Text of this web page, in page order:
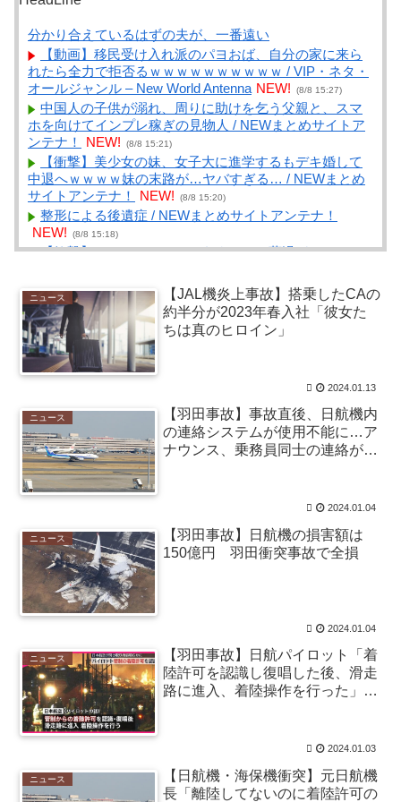
分かり合えているはずの夫が、一番遠い
【動画】移民受け入れ派のパヨおば、自分の家に来ら
れたら全力で拒否るｗｗｗｗｗｗｗｗｗｗ / VIP・ネタ・
オールジャンル – New World Antenna NEW! (8/8 15:27)
中国人の子供が溺れ、周りに助けを乞う父親と、スマ
ホを向けてインプレ稼ぎの見物人 / NEWまとめサイトア
ンテナ！
NEW! (8/8 15:21)
【衝撃】美少女の妹、女子大に進学するもデキ婚して
中退へｗｗｗｗ妹の末路が…ヤバすぎる… / NEWまとめ
サイトアンテナ！
NEW! (8/8 15:20)
整形による後遺症 / NEWまとめサイトアンテナ！
NEW!
(8/8 15:18)
【衝撃】ケニアのスイカ、あまりにも薄過ぎるｗｗｗ
「今までで一番厳しい」見回り強化で居場所を追われ
る“トー横”の若者たち 行き場を失う中「世間の普通より
歌舞伎町の普通が合っている」と心の叫びも / NEWまと
めサイトアンテナ！ NEW!
おっさんになってから始めるべき趣味Tier表作ったｗｗ
ｗ / まとめるZ NEW! (8/8 15:05)
新人ワイ「ボーナスが入ってまとまった金を人生で初
めて手に入れたンゴ！・・・せや！ｗ」 / まとめる
Z NEW!
モンハン自衛隊 第１８５話 / まとめるZ NEW! (8/8
15:05)
【社会】「撃たれても撃っちゃイカン」警視庁OBが明
かす拳銃使用の葛藤…河内長野「2発で射殺」なぜ起き
うちの猫がなんか要求する時。２本足で立ち上がって
下僕の肩に両手をかけ・・・【再】 / まとめるZ NEW!
(8/8 15:05)
【画像】障害持ち社長「金さえあれば男はいくらでも
モテるという事を証明してる」 / 2chまとめアンテナ！
【画像】QカップJDさん、お〇ぱいデカ過ぎて制服が
パツパツになってしまう / 2chまとめアンテナ！ NEW!
(8/8 14:29)
【阪神対中日18回戦】8（遊） 熊谷 敬宥 8（捕） 加
藤 匠馬 / 2chまとめアンテナ！
【悲報】岡本和真さん、吉田正尚にOPSを抜かれる /
36歳の彼女と結婚したいのに、家族が猛反対。家族か
ら信じられない言葉が飛び出した… 他 / 2chnaviヘッドラ
ニュース
【JAL機炎上事故】搭乗したCAの
約半分が2023年春入社「彼女た
ちは真のヒロイン」
2024.01.13
ニュース
【羽田事故】事故直後、日航機内
の連絡システムが使用不能に…ア
ナウンス、乗務員同士の連絡がで
2024.01.04
ニュース
【羽田事故】日航機の損害額は
150億円 羽田衝突事故で全損
2024.01.04
ニュース
【羽田事故】日航パイロット「着
陸許可を認識し復唱した後、滑走
路に進入、着陸操作を行った」
2024.01.03
ニュース
【日航機・海保機衝突】元日航機
長「離陸してないのに着陸許可の